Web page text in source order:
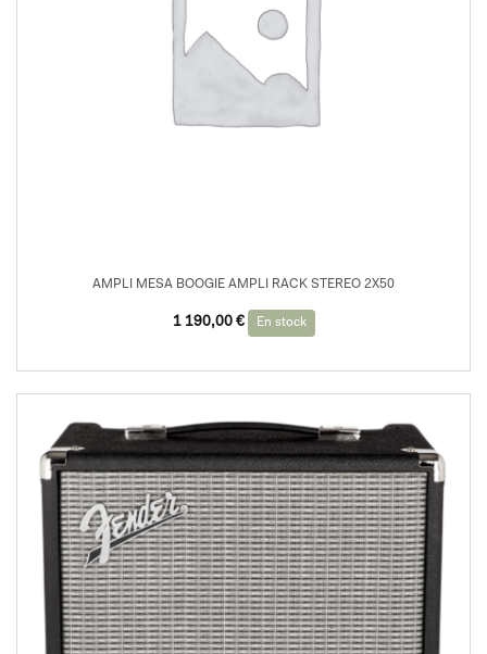
AMPLI MESA BOOGIE AMPLI RACK STEREO 2X50
Le
999,00 €.
1 190,00 €
Le
190,00 €.
En stock